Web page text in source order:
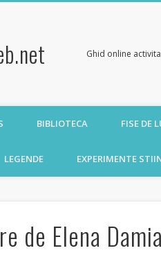
Ghid online
BIBLIOTECA FISE DE
LEGENDE EXPERIMENTE
de Elena